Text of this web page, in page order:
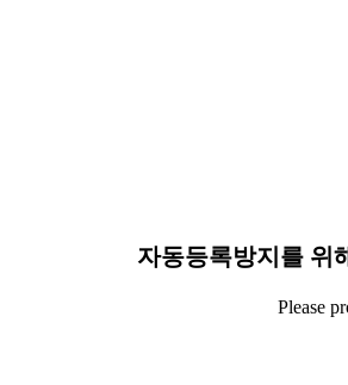
자동등록방지를 위
Please